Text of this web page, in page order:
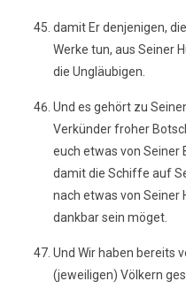
damit Er denjenigen,
Werke tun, aus Seiner
die Ungläubigen.
Und es gehört zu
Verkünder froher
euch etwas von Seiner
damit die Schiffe auf
nach etwas von Seiner
dankbar sein möget.
Und Wir haben bereits
(jeweiligen) Völkern